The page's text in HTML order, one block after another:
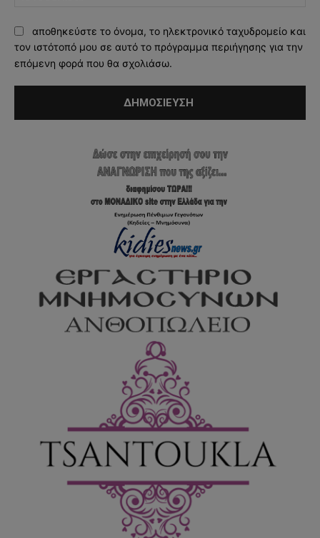
αποθηκεύστε το όνομα, το ηλεκτρονικό ταχυδρομείο και
τον ιστότοπό μου σε αυτό το πρόγραμμα περιήγησης για την
επόμενη φορά που θα σχολιάσω.